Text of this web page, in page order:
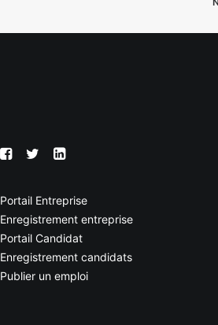
Portail Entreprise
Enregistrement entreprise
Portail Candidat
Enregistrement candidats
Publier un emploi